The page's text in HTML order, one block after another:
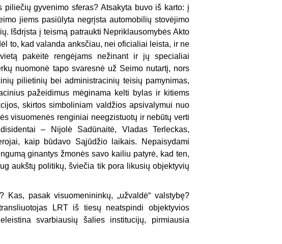
gyvenimo sferas? Atsakyta buvo iš karto: į
jiems pasiūlyta negrįsta automobilių stovėjimo
Išdrįsta į teismą patraukti Nepriklausomybės Akto
to, kad valanda anksčiau, nei oficialiai leista, ir ne
pakeitė rengėjams nežinant ir jų specialiai
nuomonė tapo svaresnė už Seimo nutartį, nors
pilietinių bei administracinių teisių pamynimas,
pažeidimus mėginama kelti bylas ir kitiems
skirtos simboliniam valdžios apsivalymui nuo
visuomenės renginiai neegzistuotų ir nebūtų verti
– Nijolė Sadūnaitė, Vladas Terleckas,
kaip būdavo Sąjūdžio laikais. Nepaisydami
ginantys žmonės savo kailiu patyrė, kad ten,
aukštų politikų, šviečia tik pora likusių objektyvių
pasak visuomenininkų, „užvaldė“ valstybę?
LRT iš tiesų neatspindi objektyvios
svarbiausių šalies institucijų, pirmiausia